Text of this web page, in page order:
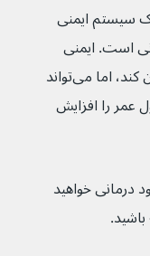
تحریک سیستم ایمنی
سرطانی است. ایمنی
درمانی نمی‌تواند مزوتلیوما را درمان کند، اما می‌تواند
عمر را افزایش
درمانی خواهید